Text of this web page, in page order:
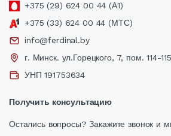
+375 (29) 624 00 44 (А1)
+375 (33) 624 00 44 (МТС)
info@ferdinal.by
г. Минск. ул.Горецкого, 7, пом. 114-115
УНП 191753634
Получить консультацию
Остались вопросы? Закажите звонок и